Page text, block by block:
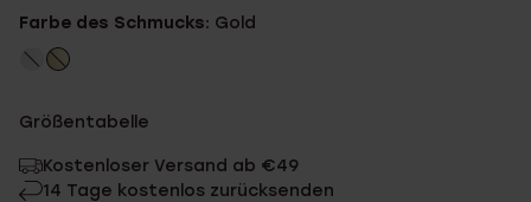
Farbe des Schmucks: Gold
Größentabelle
Kostenloser Versand ab €49
14 Tage kostenlos zurücksenden